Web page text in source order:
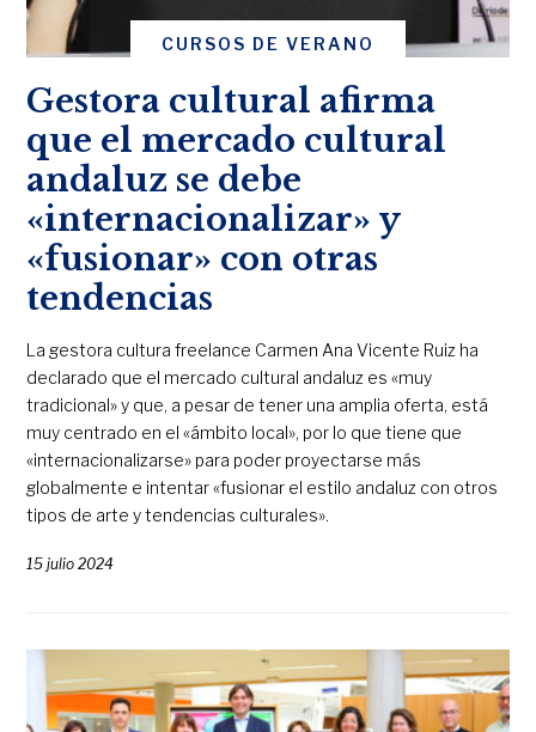
CURSOS DE VERANO
Gestora cultural afirma
que el mercado cultural
andaluz se debe
«internacionalizar» y
«fusionar» con otras
tendencias
La gestora cultura freelance Carmen Ana Vicente Ruiz ha
declarado que el mercado cultural andaluz es «muy
tradicional» y que, a pesar de tener una amplia oferta, está
muy centrado en el «ámbito local», por lo que tiene que
«internacionalizarse» para poder proyectarse más
globalmente e intentar «fusionar el estilo andaluz con otros
tipos de arte y tendencias culturales».
15 julio 2024